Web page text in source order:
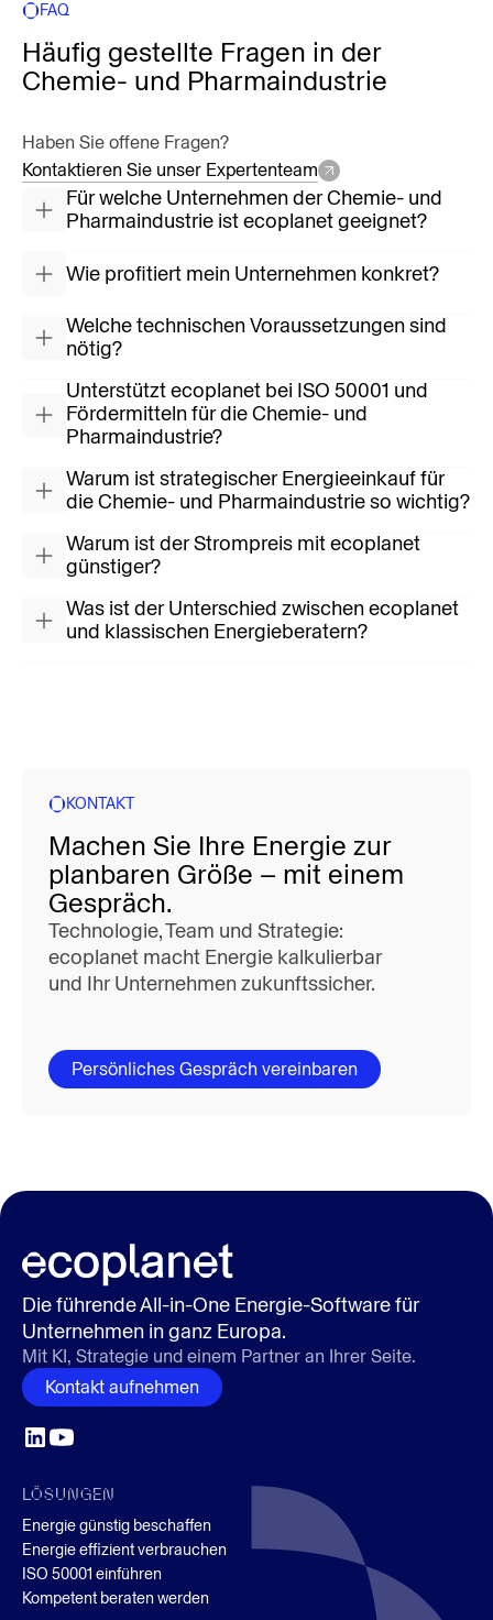
FAQ
Häufig gestellte Fragen in der
Chemie- und Pharmaindustrie
Haben Sie offene Fragen?
Kontaktieren Sie unser Expertenteam
Für welche Unternehmen der Chemie- und
Pharmaindustrie ist ecoplanet geeignet?
Wie profitiert mein Unternehmen konkret?
Welche technischen Voraussetzungen sind
nötig?
Unterstützt ecoplanet bei ISO 50001 und
Fördermitteln für die Chemie- und
Pharmaindustrie?
Warum ist strategischer Energieeinkauf für
die Chemie- und Pharmaindustrie so wichtig?
Warum ist der Strompreis mit ecoplanet
günstiger?
Was ist der Unterschied zwischen ecoplanet
und klassischen Energieberatern?
KONTAKT
Machen Sie Ihre Energie zur
planbaren Größe – mit einem
Gespräch.
Technologie, Team und Strategie:
ecoplanet macht Energie kalkulierbar
und Ihr Unternehmen zukunftssicher.
Persönliches Gespräch vereinbaren
Thomas Weichel
Die führende All-in-One Energie-Software für
Unternehmen in ganz Europa.
Mit KI, Strategie und einem Partner an Ihrer Seite.
Kontakt aufnehmen
LÖSUNGEN
Energie günstig beschaffen
Energie effizient verbrauchen
ISO 50001 einführen
Kompetent beraten werden